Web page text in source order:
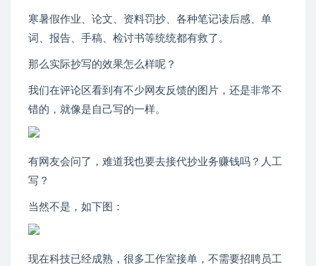
寒暑假作业、论文、资料罚抄、各种笔记读后感、单
词、报告、手稿、检讨书等统统都有救了。
那么实际抄写的效果怎么样呢？
我们在评论区看到有不少网友反馈的图片，还是非常不
错的，就像是自己写的一样。
有网友会问了，难道我也要去接代抄业务赚钱吗？人工
写？
当然不是，如下图：
现在科技已经成熟，很多工作室接单，不需要招聘员工